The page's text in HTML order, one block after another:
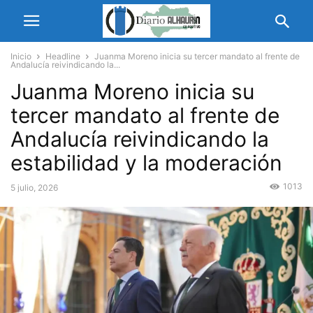
Inicio Headline
Juanma Moreno inicia su tercer mandato al frente de
Andalucía reivindicando la...
Juanma Moreno inicia su
tercer mandato al frente de
Andalucía reivindicando la
estabilidad y la moderación
5 julio, 2026 1013